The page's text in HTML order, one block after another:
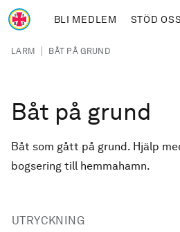
Hoppa till huvudinnehåll
BLI MEDLEM STÖD OSS
Länkstig
LARM | BÅT PÅ GRUND
Båt på grund
Båt som gått på grund. Hjälp
bogsering till hemmahamn.
UTRYCKNING